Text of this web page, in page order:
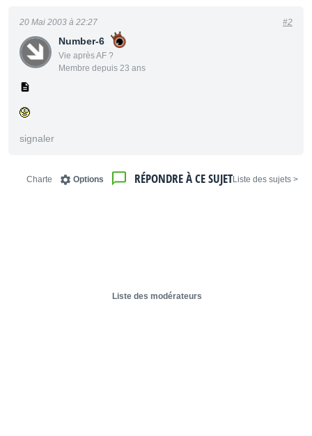
Number-6
Vie après AF ?
Membre depuis 23 ans
20 Mai 2003 à 22:27 #2
signaler
< Liste des sujets
RÉPONDRE À CE SUJET
Options
Charte
Liste des modérateurs